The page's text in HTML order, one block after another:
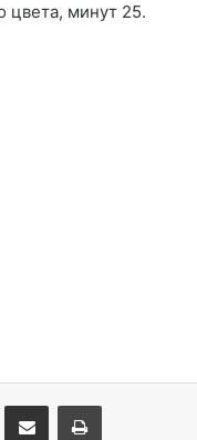
цвета, минут 25.
Поделиться через электронную почту Печатать